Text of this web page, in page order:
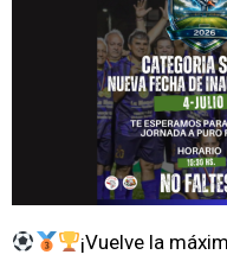
¡Vuelve la